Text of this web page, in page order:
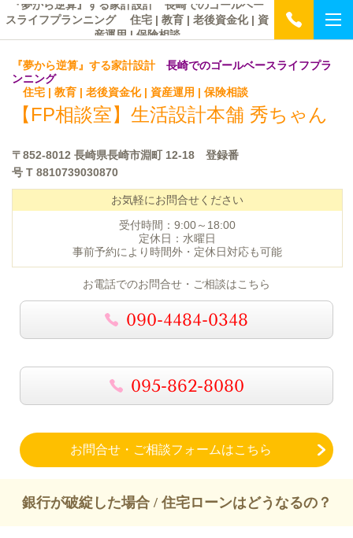
『夢から逆算』する家計設計 長崎でのゴールベー
スライフプランニング 住宅 | 教育 | 老後資金化 | 資
産運用 | 保険相談
『夢から逆算』する家計設計 長崎でのゴールベースライフプラ
ンニング
住宅 | 教育 | 老後資金化 | 資産運用 | 保険相談
【FP相談室】 生活設計本舗 秀ちゃん
〒852-8012 長崎県長崎市淵町 12-18 登録番
号 T 8810739030870
お気軽にお問合せください
受付時間：9:00～18:00
定休日：水曜日
事前予約により時間外・定休日対応も可能
お電話でのお問合せ・ご相談はこちら
090-4484-0348
095-862-8080
お問合せ・ご相談フォームはこちら
銀行が破綻した場合 / 住宅ローンはどうなるの？